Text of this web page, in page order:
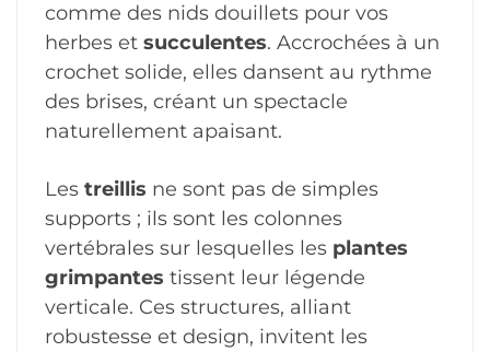
comme des nids douillets pour vos
herbes et succulentes. Accrochées à un
crochet solide, elles dansent au rythme
des brises, créant un spectacle
naturellement apaisant.
Les treillis ne sont pas de simples
supports ; ils sont les colonnes
vertébrales sur lesquelles les plantes
grimpantes tissent leur légende
verticale. Ces structures, alliant
robustesse et design, invitent les